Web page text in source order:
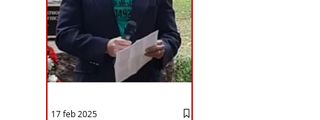
17 feb 2025